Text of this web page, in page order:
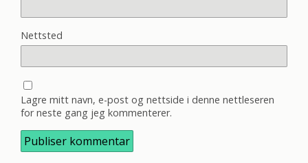
Nettsted
Lagre mitt navn, e-post og nettside i denne nettleseren
for neste gang jeg kommenterer.